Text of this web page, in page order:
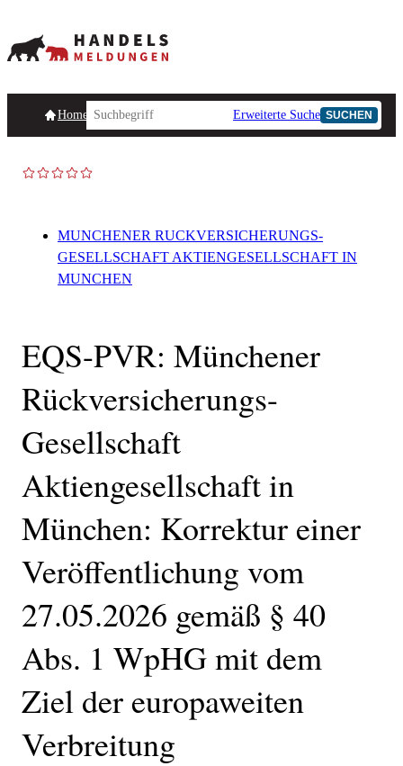
HomepageHandelsmeldungen Ad-Hoc-Meldungen
Erweiterte Suche SUCHEN
MUNCHENER RUCKVERSICHERUNGS-
GESELLSCHAFT AKTIENGESELLSCHAFT IN
MUNCHEN
EQS-PVR: Münchener
Rückversicherungs-
Gesellschaft
Aktiengesellschaft in
München: Korrektur einer
Veröffentlichung vom
27.05.2026 gemäß § 40
Abs. 1 WpHG mit dem
Ziel der europaweiten
Verbreitung